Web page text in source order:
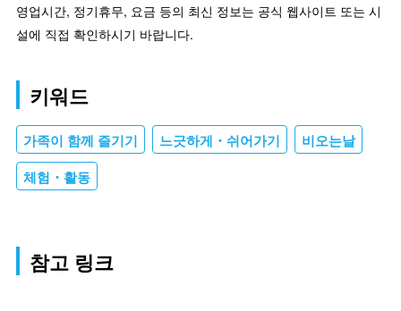
영업시간, 정기휴무, 요금 등의 최신 정보는 공식 웹사이트 또는 시
설에 직접 확인하시기 바랍니다.
키워드
가족이 함께 즐기기 느긋하게・쉬어가기 비오는날
체험・활동
참고 링크